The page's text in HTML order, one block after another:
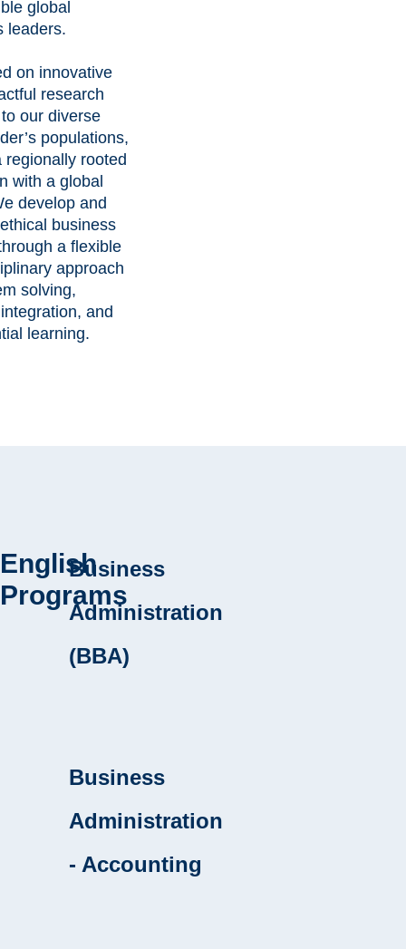
global
leaders.
on innovative
research
our diverse
populations,
regionally rooted
with a global
develop and
business
a flexible
approach
solving,
and
learning.
English
Programs
Business
Administration
(BBA)
Business
Administration
- Accounting